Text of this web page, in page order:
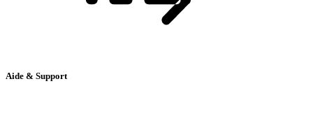
Aide & Support